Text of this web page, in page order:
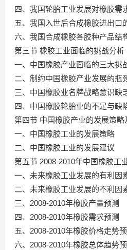
四、我国轮胎工业发展对橡胶需
五、我国入世后合成橡胶进出口
六、我国合成橡胶各胶种产品结
第三节 橡胶工业面临的挑战分析
一、中国橡胶产业面临的三大挑
二、制约中国橡胶产业发展的瓶
三、中国橡胶业名牌战略意识缺
四、中国橡胶轮胎业的不足与缺
第四节 中国橡胶产业的发展策略
一、中国橡胶工业的发展策略
二、中国橡胶工业的发展建议
第五节 2008-2010年中国橡胶工
一、未来橡胶工业发展的有利因
二、未来橡胶工业发展的不利因
三、2008-2010年橡胶产量预测
四、2008-2010年橡胶需求预测
五、2008-2010年橡胶价格走势
六、2008-2010年橡胶总体趋势